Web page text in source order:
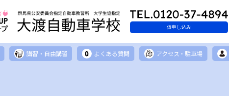
仮申し込み
講習・自由講習 よくある質問 アクセス・駐車場